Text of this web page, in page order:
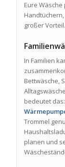
Eure
großer Vorteil.
In Familien
Bettwäsche,
bedeutet
Trommel
planen und